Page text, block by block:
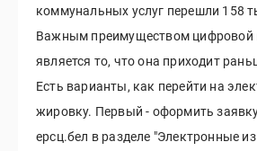
коммунальных услуг перешли 158
Важным преимуществом цифровой
является то, что она приходит
Есть варианты, как перейти на
жировку. Первый - оформить
ерсц.бел в разделе "Электронные